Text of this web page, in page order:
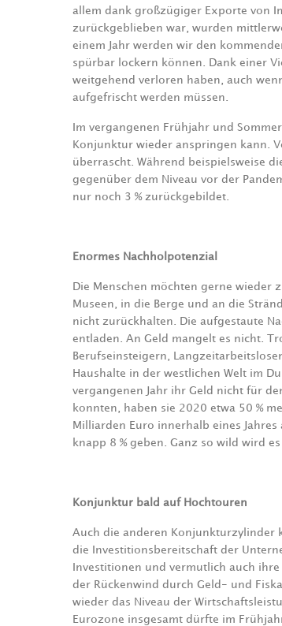
allem dank großzügiger Exporte von
zurückgeblieben war, wurden
einem Jahr werden wir den
spürbar lockern können. Dank einer
weitgehend verloren haben, auch
aufgefrischt werden müssen.
Im vergangenen Frühjahr und
Konjunktur wieder anspringen kann.
überrascht. Während beispielsweise
gegenüber dem Niveau vor der
nur noch 3 % zurückgebildet.
Enormes Nachholpotenzial
Die Menschen möchten gerne
Museen, in die Berge und an die
nicht zurückhalten. Die aufgestaute
entladen. An Geld mangelt es nicht.
Berufseinsteigern,
Haushalte in der westlichen Welt im
vergangenen Jahr ihr Geld nicht für
konnten, haben sie 2020 etwa 50 %
Milliarden Euro innerhalb eines
knapp 8 % geben. Ganz so wild wird
Konjunktur bald auf Hochtouren
Auch die anderen Konjunkturzylinder
die Investitionsbereitschaft der
Investitionen und vermutlich auch
der Rückenwind durch Geld- und
wieder das Niveau der
Eurozone insgesamt dürfte im